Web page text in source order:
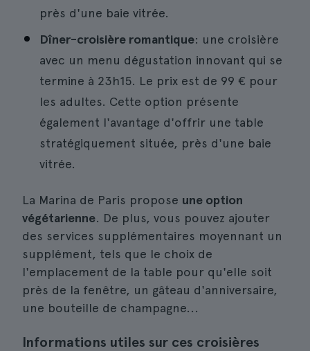
près d'une baie vitrée.
Dîner-croisière romantique: une croisière
avec un menu dégustation innovant qui se
termine à 23h15. Le prix est de 99 € pour
les adultes. Cette option présente
également l'avantage d'offrir une table
stratégiquement située, près d'une baie
vitrée.
La Marina de Paris propose une option
végétarienne. De plus, vous pouvez ajouter
des services supplémentaires moyennant un
supplément, tels que le choix de
l'emplacement de la table pour qu'elle soit
près de la fenêtre, un gâteau d'anniversaire,
une bouteille de champagne...
Informations utiles sur ces croisières